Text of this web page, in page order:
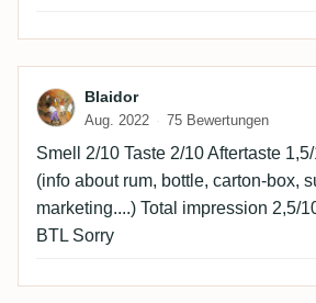
Bewertung von Blaidor
Blaidor
Aug. 2022 75 Bewertungen
Smell 2/10 Taste 2/10 Aftertaste
(info about rum, bottle, carton-box,
marketing....) Total impression 2,5/
BTL Sorry